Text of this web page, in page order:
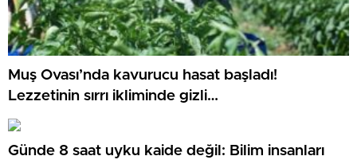
Muş Ovası’nda kavurucu hasat başladı!
Lezzetinin sırrı ikliminde gizli…
Günde 8 saat uyku kaide değil: Bilim insanları